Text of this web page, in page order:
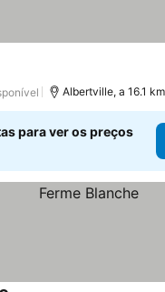
Albertville, a 16.1
para ver os preços